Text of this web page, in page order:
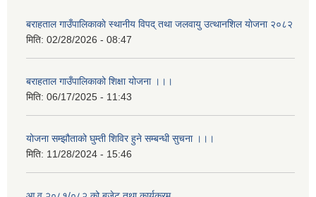
बराहताल गाउँपालिकाकाे स्थानीय विपद् तथा जलवायु उत्थानशिल याेजना २०८२
मिति: 02/28/2026 - 08:47
बराहताल गाउँपालिकाको शिक्षा योजना ।।।
मिति: 06/17/2025 - 11:43
योजना सम्झौताको घुम्ती शिविर हुने सम्बन्धी सुचना ।।।
मिति: 11/28/2024 - 15:46